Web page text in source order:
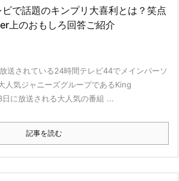
で話題のキンプリ大喜利とは？笑点
上のおもしろ回答ご紹介
送されている24時間テレビ44でメインパーソ
人気ジャニーズグループであるKing
に放送される大人気の番組 ...
記事を読む